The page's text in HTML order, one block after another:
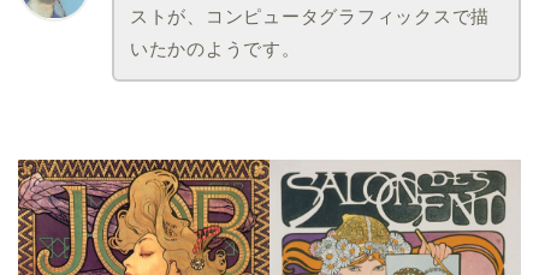
ストが、コンピュータグラフィックスで描
いたかのようです。